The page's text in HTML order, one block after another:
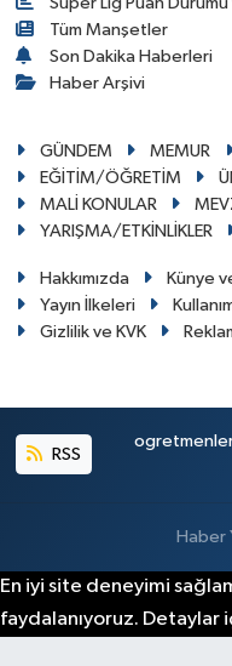
Tüm Manşetler
Son Dakika Haberleri
Haber Arşivi
GÜNDEM MEMUR
EĞİTİM/ÖĞRETİM
MALİ KONULAR
YARIŞMA/ETKİNLİKLER
Hakkımızda Künye
Yayın İlkeleri
Gizlilik ve KVK
RSS
Haber
En iyi site deneyimi
faydalanıyoruz. Detaylar